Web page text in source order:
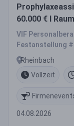
60.000 € I
VIF
Festanstellung
Rheinbach
Vollzeit
04.08.2026